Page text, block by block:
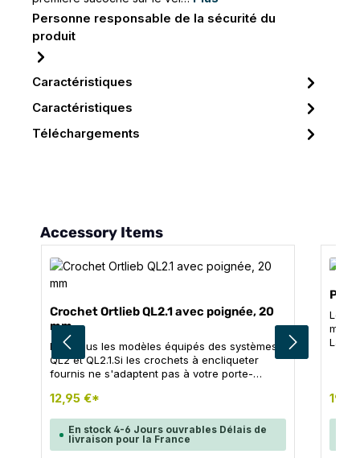
Personne responsable de la sécurité du
produit
Caractéristiques
Caractéristiques
Téléchargements
Ignorer la galerie de produits
Accessory Items
Crochet Ortlieb QL2.1 avec poignée, 20
mm
Pour tous les modèles équipés des systèmes
QL2 et QL2.1.Si les crochets à encliqueter
fournis ne s'adaptent pas à votre porte-
grand, vous pouvez facilement les remplacer
d'inserts utilisables). SOMMAIRE: 2 crochets
QL2.1 (20 mm) avec poignée réglable
12,95 €*
En stock 4-6 Jours ouvrables Délais de
livraison pour la France
Le
La